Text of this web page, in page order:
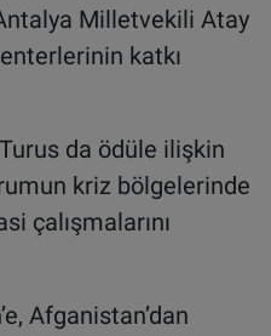
Milletvekili Atay
katkı
da ödüle ilişkin
kriz bölgelerinde
çalışmalarını
Afganistan’dan